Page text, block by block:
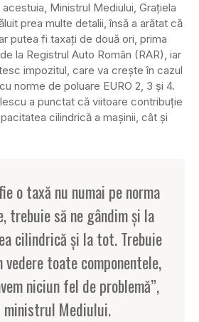
Ministrul Mediului, Graţiela
prea multe detalii, însă a arătat că
putea fi taxaţi de două ori, prima
la Registrul Auto Român (RAR), iar
impozitul, care va creşte în cazul
norme de poluare EURO 2, 3 şi 4.
a punctat că viitoare contribuţie
cilindrică a maşinii, cât şi
o taxă nu numai pe norma
trebuie să ne gândim şi la
cilindrică şi la tot. Trebuie
vedere toate componentele,
niciun fel de problemă”,
ministrul Mediului.